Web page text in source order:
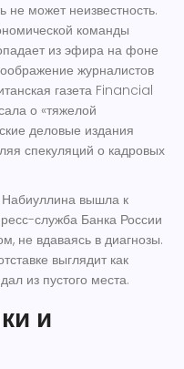
не может неизвестность.
команды
из эфира на фоне
журналистов
газета Financial
о «тяжелой
деловые издания
спекуляций о кадровых
вышла к
служба Банка России
не вдаваясь в диагнозы.
выглядит как
из пустого места.
и